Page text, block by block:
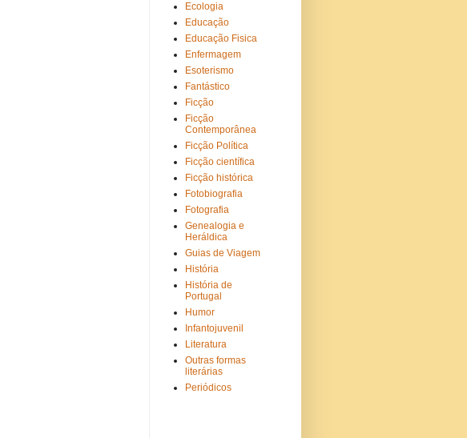
Ecologia
Educação
Educação Fisica
Enfermagem
Esoterismo
Fantástico
Ficção
Ficção
Contemporânea
Ficção Política
Ficção científica
Ficção histórica
Fotobiografia
Fotografia
Genealogia e
Heráldica
Guias de Viagem
História
História de
Portugal
Humor
Infantojuvenil
Literatura
Outras formas
literárias
Periódicos